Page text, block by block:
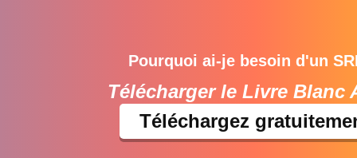
Pourquoi ai-je besoin d'un
Télécharger le Livre Blanc
Téléchargez